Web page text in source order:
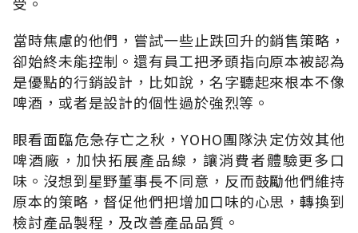
當時焦慮的他們，嘗試一些止跌回升的銷售策略，
卻始終未能控制。還有員工把矛頭指向原本被認為
是優點的行銷設計，比如說，名字聽起來根本不像
啤酒，或者是設計的個性過於強烈等。
眼看面臨危急存亡之秋，YOHO團隊決定仿效其他
啤酒廠，加快拓展產品線，讓消費者體驗更多口
味。沒想到星野董事長不同意，反而鼓勵他們維持
原本的策略，督促他們把增加口味的心思，轉換到
檢討產品製程，及改善產品品質。